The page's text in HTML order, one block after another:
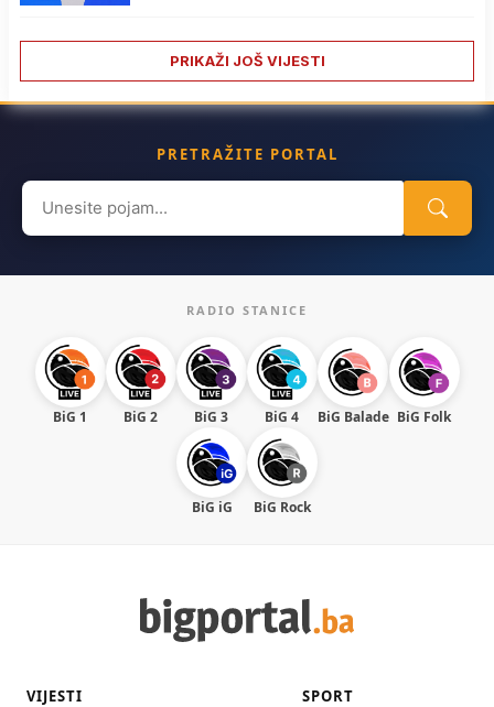
PRIKAŽI JOŠ VIJESTI
PRETRAŽITE PORTAL
Search
for:
RADIO STANICE
BiG 1 BiG 2 BiG 3 BiG 4 BiG Balade BiG Folk
BiG iG BiG Rock
VIJESTI SPORT